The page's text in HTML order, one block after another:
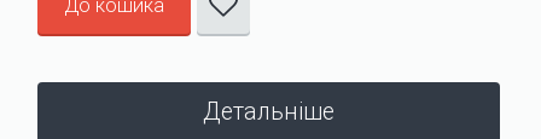
До кошика
Детальніше